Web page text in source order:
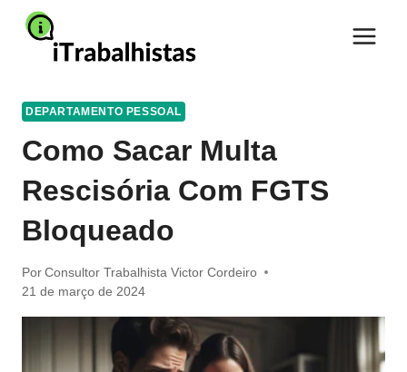
Pular
para
DEPARTAMENTO PESSOAL
Como Sacar Multa
Rescisória Com FGTS
Bloqueado
Por Consultor Trabalhista Victor Cordeiro
21 de março de 2024